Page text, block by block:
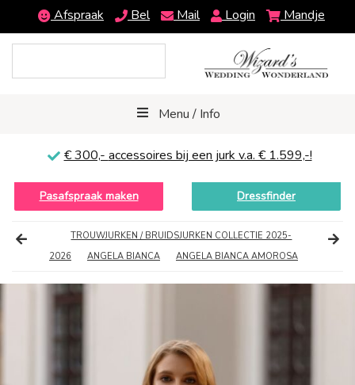
Afspraak Bel Mail Login Mandje
Menu / Info
€ 300,- accessoires bij een jurk v.a. € 1.599,-!
Pasafspraak maken Dressfinder
TROUWJURKEN / BRUIDSJURKEN COLLECTIE 2025-
2026
ANGELA BIANCA ANGELA BIANCA AMOROSA